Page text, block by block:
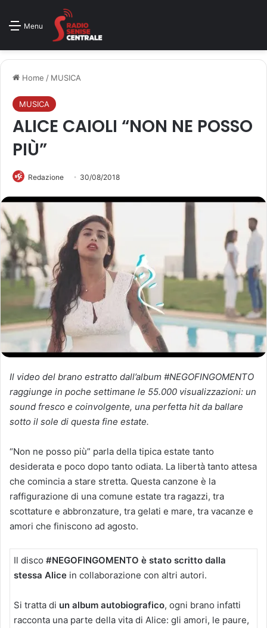
Menu
Home / MUSICA
MUSICA
ALICE CAIOLI “NON NE POSSO
PIÙ”
Redazione 30/08/2018
Il video del brano estratto dall’album #NEGOFINGOMENTO
raggiunge in poche settimane le 55.000 visualizzazioni: un
sound fresco e coinvolgente, una perfetta hit da ballare
sotto il sole di questa fine estate.
“Non ne posso più” parla della tipica estate tanto
desiderata e poco dopo tanto odiata. La libertà tanto attesa
che comincia a stare stretta. Questa canzone è la
raffigurazione di una comune estate tra ragazzi, tra
scottature e abbronzature, tra gelati e mare, tra vacanze e
amori che finiscono ad agosto.
Il disco #NEGOFINGOMENTO è stato scritto dalla
stessa Alice in collaborazione con altri autori.
Si tratta di un album autobiografico, ogni brano infatti
racconta una parte della vita di Alice: gli amori, le paure,